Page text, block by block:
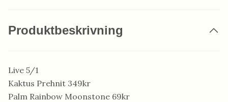
Produktbeskrivning
Live 5/1
Kaktus Prehnit 349kr
Palm Rainbow Moonstone 69kr